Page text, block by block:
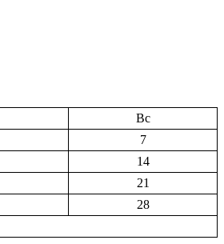
Вс
7
14
21
28